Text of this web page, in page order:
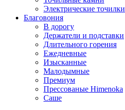
Электрические точилки
Благовония
В дорогу
Держатели и подставки
Длительного горения
Ежедневные
Изысканные
Малодымные
Премиум
Прессованые Himenoka
Саше